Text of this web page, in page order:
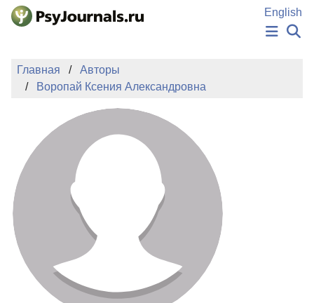
Перейти к основному содержанию
English
ИЗДАНИЯ
АВТОРЫ
ПОДАТЬ РУКОПИСЬ
БАЗА ЗНАНИЙ
КЛЮЧЕВЫЕ СЛОВА
Регистрация
Главная
Авторы
Воропай Ксения Александровна